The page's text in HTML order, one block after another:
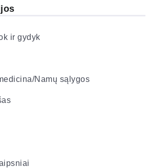
ir gydyk
Namų sąlygos